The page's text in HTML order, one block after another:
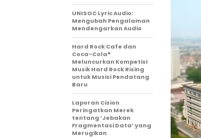
UNISOC Lyric Audio:
Mengubah Pengalaman
Mendengarkan Audio
Hard Rock Cafe dan
Coca-Cola®
Meluncurkan Kompetisi
Musik Hard Rock Rising
untuk Musisi Pendatang
Baru
Laporan Cision
Peringatkan Merek
tentang ‘Jebakan
Fragmentasi Data’ yang
Merugikan